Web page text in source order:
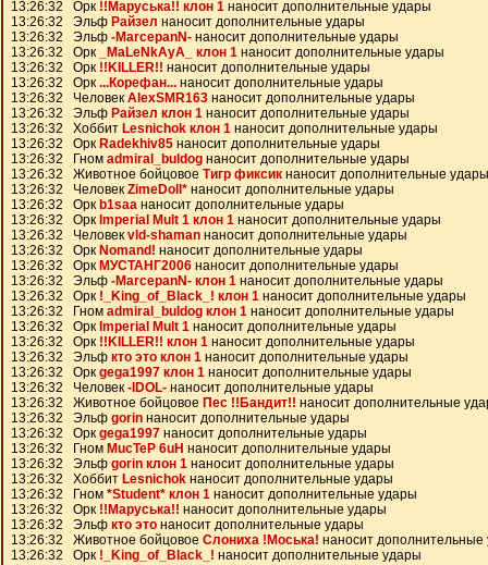
13:26:32 Орк !!Маруська!! клон 1 наносит дополнительные удары
13:26:32 Эльф Райзел наносит дополнительные удары
13:26:32 Эльф -MarcepanN- наносит дополнительные удары
13:26:32 Орк
_MaLeNkAyA_ клон 1 наносит дополнительные удары
13:26:32 Орк !!KILLER!! наносит дополнительные удары
13:26:32 Орк...Корефан... наносит дополнительные удары
13:26:32 Человек AlexSMR163 наносит дополнительные удары
13:26:32 Эльф Райзел клон 1 наносит дополнительные удары
13:26:32 Хоббит Lesnichok клон 1 наносит дополнительные удары
13:26:32 Орк Radekhiv85 наносит дополнительные удары
13:26:32 Гном admiral_buldog наносит дополнительные удары
13:26:32 Животное бойцовое Тигр фиксик наносит дополнительные удары
13:26:32 ЧеловекZimeDoll* наносит дополнительные удары
13:26:32 Орк b1saa наносит дополнительные удары
13:26:32 Орк Imperial Mult 1 клон 1 наносит дополнительные удары
13:26:32 Человекvld-shaman наносит дополнительные удары
13:26:32 Орк Nomand! наносит дополнительные удары
13:26:32 Орк МУСТАНГ2006 наносит дополнительные удары
13:26:32 Эльф -MarcepanN- клон 1 наносит дополнительные удары
13:26:32 Орк !_King_of_Black_! клон 1 наносит дополнительные удары
13:26:32 Гном admiral_buldog клон 1 наносит дополнительные удары
13:26:32 Орк Imperial Mult 1 наносит дополнительные удары
13:26:32 Орк !!KILLER!! клон 1 наносит дополнительные удары
13:26:32 Эльф кто это клон 1 наносит дополнительные удары
13:26:32 Оркgega1997 клон 1 наносит дополнительные удары
13:26:32 Человек-IDOL- наносит дополнительные удары
13:26:32 Животное бойцовое Пес !!Бандит!! наносит дополнительные
13:26:32 Эльф gorin наносит дополнительные удары
13:26:32 Оркgega1997 наносит дополнительные удары
13:26:32 Гном MucTeP 6uH наносит дополнительные удары
13:26:32 Эльф gorin клон 1 наносит дополнительные удары
13:26:32 Хоббит Lesnichok наносит дополнительные удары
13:26:32 Гном *Student* клон 1 наносит дополнительные удары
13:26:32 Орк !!Маруська!! наносит дополнительные удары
13:26:32 Эльф кто это наносит дополнительные удары
13:26:32 Животное бойцовое Слониха !Моська! наносит дополнительные
13:26:32 Орк !_King_of_Black_! наносит дополнительные удары